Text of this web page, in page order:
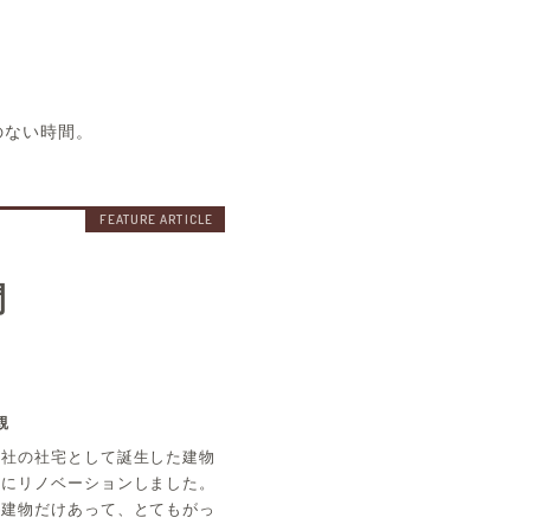
い時間。
の社宅として誕生した建物
リノベーションしました。
物だけあって、とてもがっ